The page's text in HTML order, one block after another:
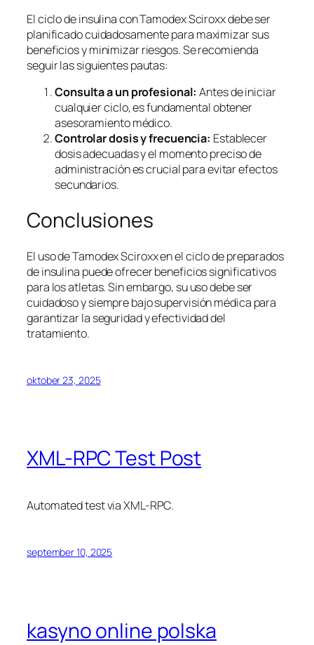
El ciclo de insulina con Tamodex Sciroxx debe ser
planificado cuidadosamente para maximizar sus
beneficios y minimizar riesgos. Se recomienda
seguir las siguientes pautas:
Consulta a un profesional: Antes de iniciar
cualquier ciclo, es fundamental obtener
asesoramiento médico.
Controlar dosis y frecuencia: Establecer
dosis adecuadas y el momento preciso de
administración es crucial para evitar efectos
secundarios.
Conclusiones
El uso de Tamodex Sciroxx en el ciclo de preparados
de insulina puede ofrecer beneficios significativos
para los atletas. Sin embargo, su uso debe ser
cuidadoso y siempre bajo supervisión médica para
garantizar la seguridad y efectividad del
tratamiento.
oktober 23, 2025
XML-RPC Test Post
Automated test via XML-RPC.
september 10, 2025
kasyno online polska